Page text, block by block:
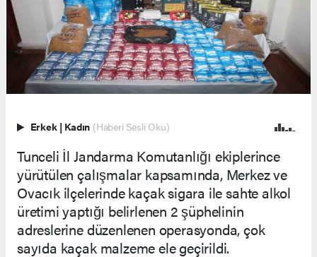
Erkek | Kadın (Haberi Sesli Oku)
Tunceli İl Jandarma Komutanlığı ekiplerince
yürütülen çalışmalar kapsamında, Merkez ve
Ovacık ilçelerinde kaçak sigara ile sahte alkol
üretimi yaptığı belirlenen 2 şüphelinin
adreslerine düzenlenen operasyonda, çok
sayıda kaçak malzeme ele geçirildi.